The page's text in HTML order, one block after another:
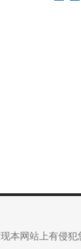
网站上有侵